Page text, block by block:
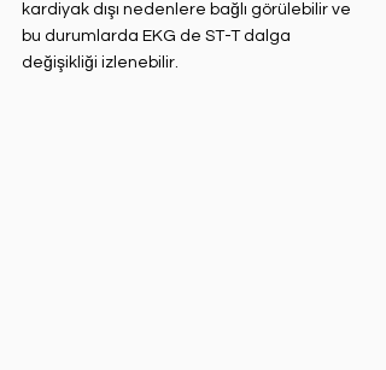
kardiyak dışı nedenlere bağlı görülebilir ve
bu durumlarda EKG de ST-T dalga
değişikliği izlenebilir.